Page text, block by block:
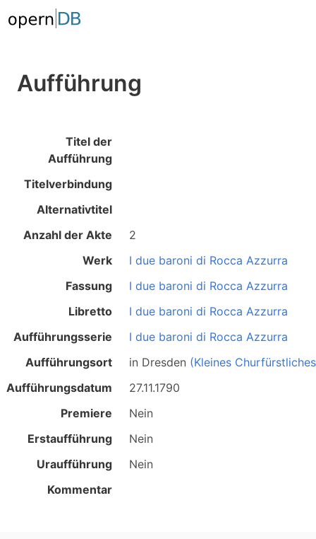
Aufführung
Titel der
Aufführung
Titelverbindung
Alternativtitel
Anzahl der Akte
2
Werk
I due baroni di Rocca Azzurra
Fassung
I due baroni di Rocca Azzurra
Libretto
I due baroni di Rocca Azzurra
Aufführungsserie
I due baroni di Rocca Azzurra
Aufführungsort
in Dresden (Kleines
Aufführungsdatum
27.11.1790
Premiere
Nein
Erstaufführung
Nein
Uraufführung
Nein
Kommentar